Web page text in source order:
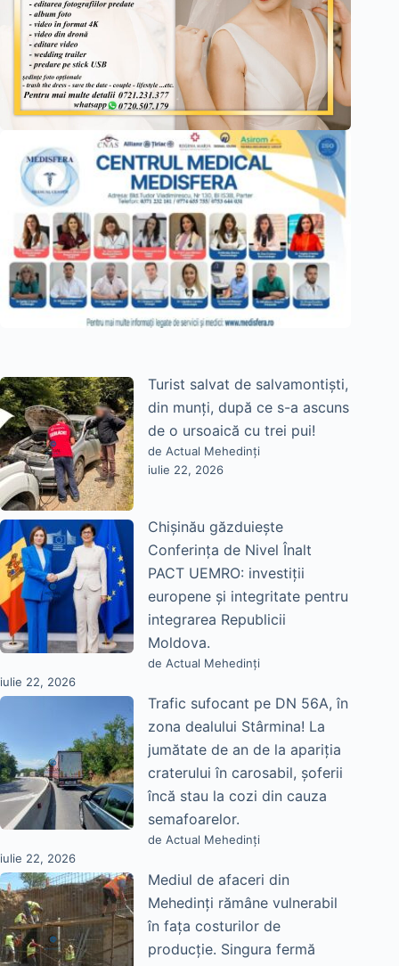
Turist salvat de salvamontiști,
din munți, după ce s-a ascuns
de o ursoaică cu trei pui!
de Actual Mehedinți
iulie 22, 2026
Chișinău găzduiește
Conferința de Nivel Înalt
PACT UEMRO: investiții
europene și integritate pentru
integrarea Republicii
Moldova.
de Actual Mehedinți
iulie 22, 2026
Trafic sufocant pe DN 56A, în
zona dealului Stârmina! La
jumătate de an de la apariția
craterului în carosabil, șoferii
încă stau la cozi din cauza
semafoarelor.
de Actual Mehedinți
iulie 22, 2026
Mediul de afaceri din
Mehedinți rămâne vulnerabil
în fața costurilor de
producție. Singura fermă